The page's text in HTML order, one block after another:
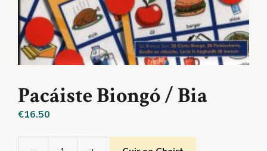
Pacáiste Biongó / Bia
€16.50